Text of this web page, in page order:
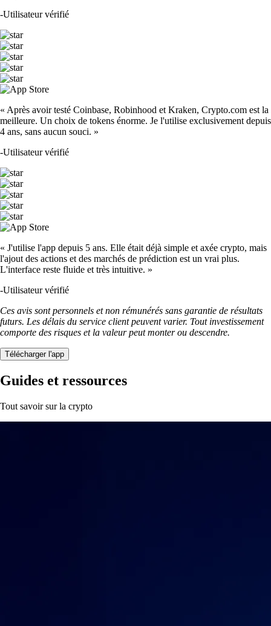
-Utilisateur vérifié
« Après avoir testé Coinbase, Robinhood et Kraken, Crypto.com est la
meilleure. Un choix de tokens énorme. Je l'utilise exclusivement depuis
4 ans, sans aucun souci. »
-Utilisateur vérifié
« J'utilise l'app depuis 5 ans. Elle était déjà simple et axée crypto, mais
l'ajout des actions et des marchés de prédiction est un vrai plus.
L'interface reste fluide et très intuitive. »
-Utilisateur vérifié
Ces avis sont personnels et non rémunérés sans garantie de résultats
futurs. Les délais du service client peuvent varier. Tout investissement
comporte des risques et la valeur peut monter ou descendre.
Télécharger l'app
Guides et ressources
Tout savoir sur la crypto